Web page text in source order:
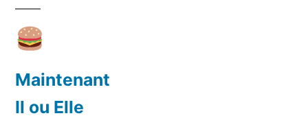
Maintenant
Il ou Elle